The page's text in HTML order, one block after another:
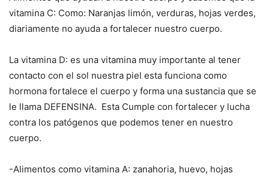
vitamina C: Como: Naranjas limón, verduras, hojas verdes,
diariamente no ayuda a fortalecer nuestro cuerpo.
La vitamina D: es una vitamina muy importante al tener
contacto con el sol nuestra piel esta funciona como
hormona fortalece el cuerpo y forma una sustancia que se
le llama DEFENSINA. Esta Cumple con fortalecer y lucha
contra los patógenos que podemos tener en nuestro
cuerpo.
-Alimentos como vitamina A: zanahoria, huevo, hojas